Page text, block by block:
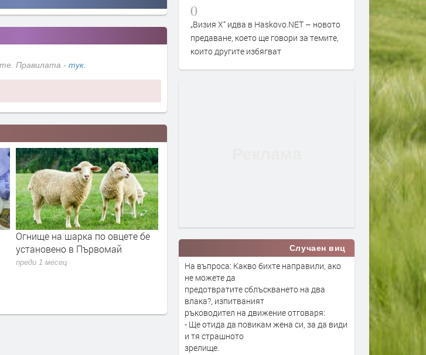
Правилата - тук.
Огнище на шарка по овцете бе
установено в Първомай
преди 1 месец
високи технологии и
за всеки километър
0
„Визия Х“ идва в Haskovo.NET – новото
предаване, което ще говори за темите,
които другите избягват
Случаен виц
На въпроса: Какво бихте направили, ако
не можете да
предотвратите сблъскването на два
влака?, изпитваният
ръководител на движение отговаря:
- Ще отида да повикам жена си, за да види
и тя страшното
зрелище.